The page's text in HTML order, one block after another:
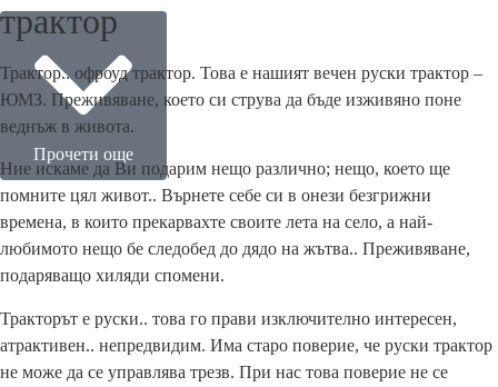
трактор
Трактор.. офроуд трактор. Това е нашият вечен руски трактор –
ЮМЗ. Преживяване, което си струва да бъде изживяно поне
веднъж в живота.
Ние искаме да Ви подарим нещо различно; нещо, което ще
помните цял живот.. Върнете себе си в онези безгрижни
времена, в които прекарвахте своите лета на село, а най-
любимото нещо бе следобед до дядо на жътва.. Преживяване,
подаряващо хиляди спомени.
Тракторът е руски.. това го прави изключително интересен,
атрактивен.. непредвидим. Има старо поверие, че руски трактор
не може да се управлява трезв. При нас това поверие не се
Прочети още